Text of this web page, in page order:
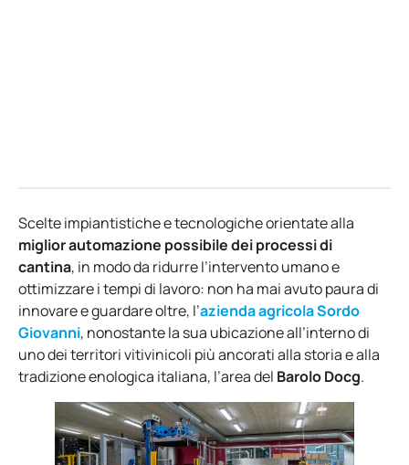
Scelte impiantistiche e tecnologiche orientate alla
miglior automazione possibile dei processi di
cantina, in modo da ridurre l’intervento umano e
ottimizzare i tempi di lavoro: non ha mai avuto paura di
innovare e guardare oltre, l’azienda agricola Sordo
Giovanni, nonostante la sua ubicazione all’interno di
uno dei territori vitivinicoli più ancorati alla storia e alla
tradizione enologica italiana, l’area del Barolo Docg.